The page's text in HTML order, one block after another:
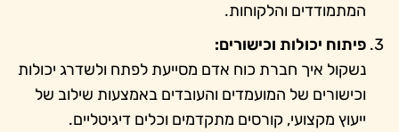
המתמודדים והלקוחות.
פיתוח יכולות וכישורים:
נשקול איך חברת כוח אדם מסייעת לפתח ולשדרג יכולות
וכישורים של המועמדים והעובדים באמצעות שילוב של
ייעוץ מקצועי, קורסים מתקדמים וכלים דיגיטליים.